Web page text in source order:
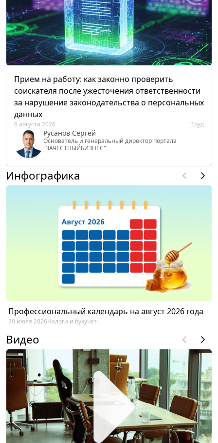
Прием на работу: как законно проверить
соискателя после ужесточения ответственности
за нарушение законодательства о персональных
данных
6 августа 2026 Труд
Русанов Сергей
Основатель и генеральный директор портала
"ЗАЧЕСТНЫЙБИЗНЕС"
Инфографика
Профессиональный календарь на август 2026 года
30 июля 2026Налоги и бухучет
Видео